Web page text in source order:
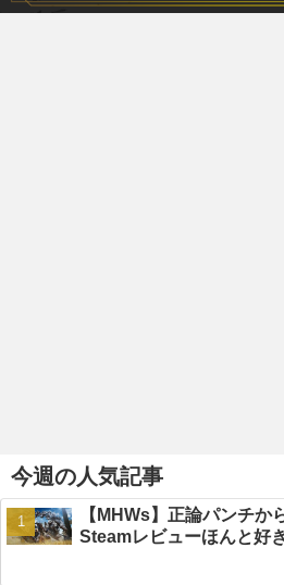
今週の人気記事
【MHWs】正論パンチか
Steamレビューほんと好